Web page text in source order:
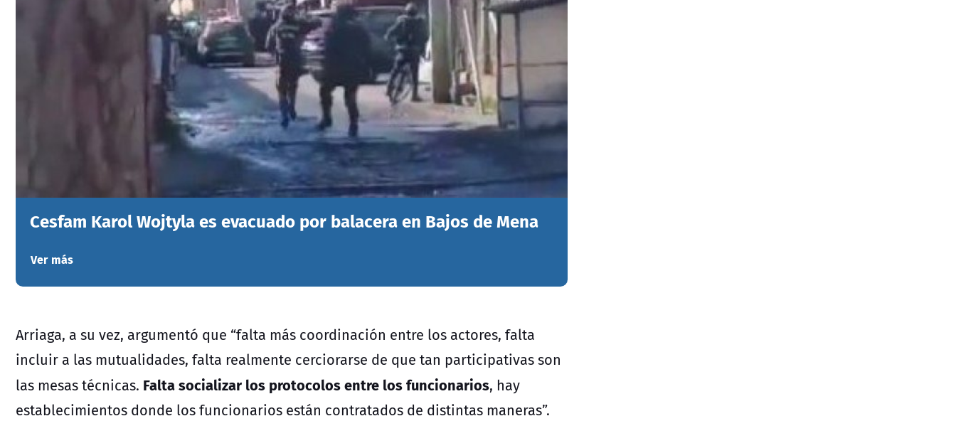
Cesfam Karol Wojtyla es evacuado por balacera en Bajos de Mena
Ver más
Arriaga, a su vez, argumentó que “falta más coordinación entre los actores, falta
incluir a las mutualidades, falta realmente cerciorarse de que tan participativas son
las mesas técnicas. Falta socializar los protocolos entre los funcionarios, hay
establecimientos donde los funcionarios están contratados de distintas maneras”.